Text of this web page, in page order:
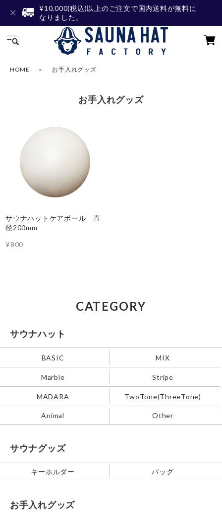
¥10,000(税込)以上のご注文で国内送料が無料に
なりました。
HOME お手入れグッズ
お手入れグッズ
サウナハットケアボール 直
径200mm
¥800
CATEGORY
サウナハット
BASIC MIX
Marble Stripe
MADARA TwoTone(ThreeTone)
Animal Other
サウナグッズ
キーホルダー バッグ
お手入れグッズ